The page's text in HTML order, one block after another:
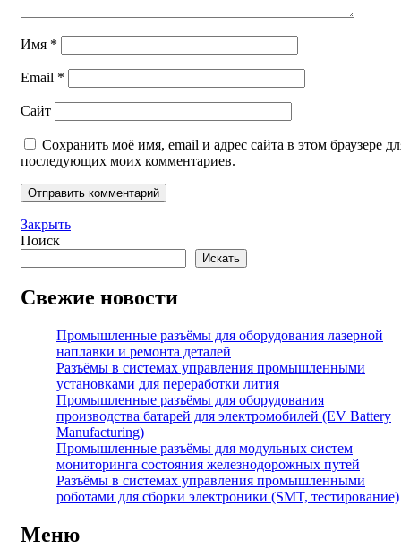
Имя *
Email *
Сайт
Сохранить моё имя, email и адрес сайта в этом браузере
последующих моих комментариев.
Закрыть
Поиск
Искать
Свежие новости
Промышленные разъёмы для оборудования лазерной
наплавки и ремонта деталей
Разъёмы в системах управления промышленными
установками для переработки лития
Промышленные разъёмы для оборудования
производства батарей для электромобилей (EV Battery
Manufacturing)
Промышленные разъёмы для модульных систем
мониторинга состояния железнодорожных путей
Разъёмы в системах управления промышленными
роботами для сборки электроники (SMT, тестирование)
Меню